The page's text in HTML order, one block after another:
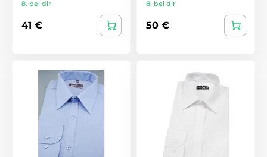
8. bei dir
41 €
8. bei dir
50 €